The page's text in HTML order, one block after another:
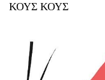
ΚΟΥΣ ΚΟΥΣ